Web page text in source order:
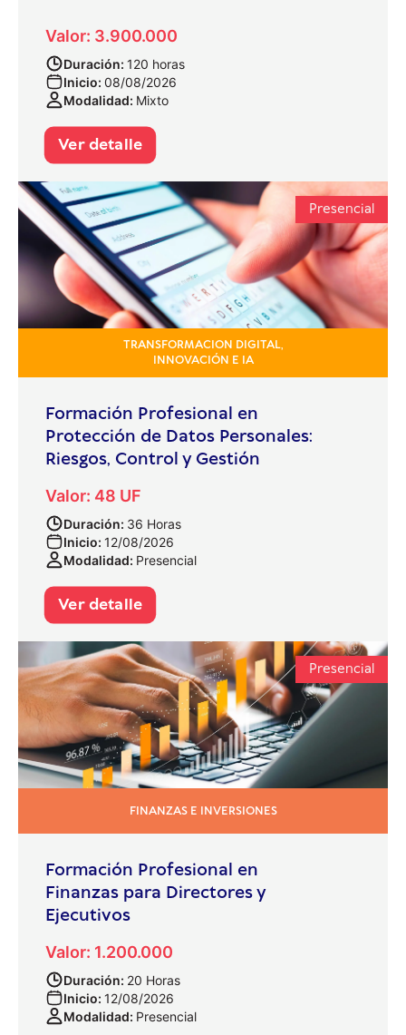
Valor: 3.900.000
Duración: 120 horas
Inicio: 08/08/2026
Modalidad: Mixto
Ver detalle
Presencial
TRANSFORMACION DIGITAL,
INNOVACIÓN E IA
Formación Profesional en
Protección de Datos Personales:
Riesgos, Control y Gestión
Valor: 48 UF
Duración: 36 Horas
Inicio: 12/08/2026
Modalidad: Presencial
Ver detalle
Presencial
FINANZAS E INVERSIONES
Formación Profesional en
Finanzas para Directores y
Ejecutivos
Valor: 1.200.000
Duración: 20 Horas
Inicio: 12/08/2026
Modalidad: Presencial